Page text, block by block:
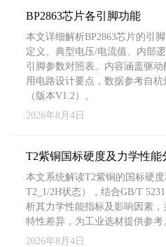
BP2863芯片各引脚功能
本文详细解析BP2863芯片的引
定义、典型电压/电流值、内部
引脚参数对照表。内容涵盖驱
用电路设计要点，数据参考自
（版本V1.2）。
2026年8月4日
T2紫铜国标硬度及力学性能
本文系统解读T2紫铜的国标硬
T2_1/2H状态），结合GB/T
析其力学性能指标及影响因素
特性差异，为工业选材提供参考
2026年8月4日